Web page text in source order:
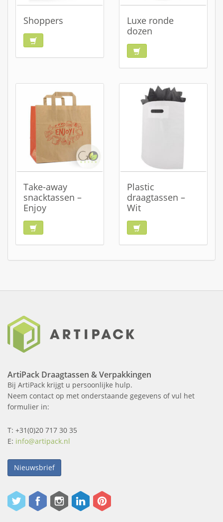
Shoppers
Luxe ronde
dozen
Take-away
snacktassen –
Enjoy
Plastic
draagtassen –
Wit
ArtiPack Draagtassen & Verpakkingen
Bij ArtiPack krijgt u persoonlijke hulp.
Neem contact op met onderstaande gegevens of vul het
formulier in:
T: +31(0)20 717 30 35
E: info@artipack.nl
Nieuwsbrief